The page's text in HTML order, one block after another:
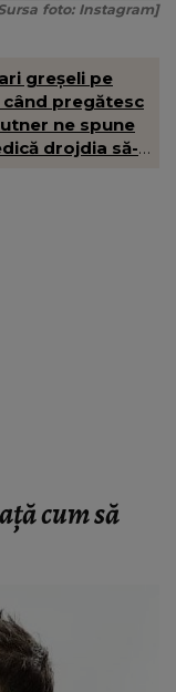
foto: Instagram]
greșeli pe
pregătesc
ne spune
drojdia să-
cum să